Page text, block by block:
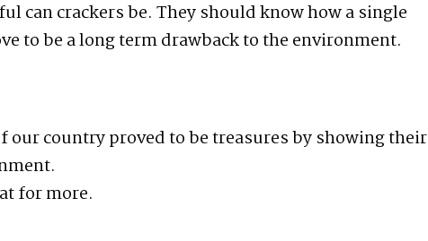
can crackers be. They should know how a single
to be a long term drawback to the environment.
our country proved to be treasures by showing their
for more.